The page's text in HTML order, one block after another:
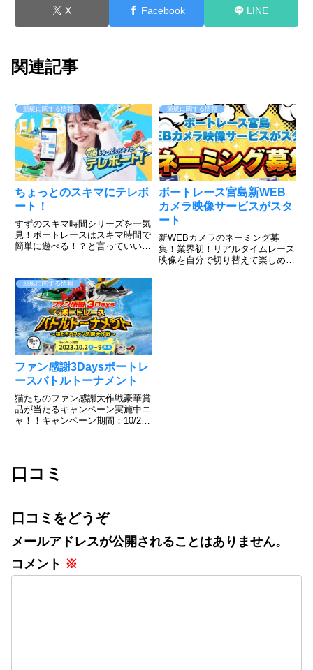
X Facebook LINE
関連記事
競艇に関する情報
ちょっとのスキマにテレボ
ート！
すずのスキマ時間シリーズを一気
見！ボートレースはスキマ時間で
簡単に遊べる！？と言っていいの
画をご覧下さい。簡単に登録でき
て、好きな色を選んで勝負できる
のがボートレース！だが、そん
な...
競艇に関する情報
ボートレース宮島新WEB
カメラ映像サービスがスタ
ート
新WEBカメラのネーミング募
集！業界初！リアルタイムレース
映像を自分で切り替えて楽しめ
競艇に関する情報
ファン感謝3Daysボートレ
ースバトルトーナメント
猫たちのファン感謝大作戦豪華賞
品が当たるキャンペーン実施中ニ
ャ！！キャンペーン期間：10/2～
る！キャンペーン投稿をリポスト
するだけInstagra...
口コミ
口コミをどうぞ
メールアドレスが公開されることはありません。
コメント ※